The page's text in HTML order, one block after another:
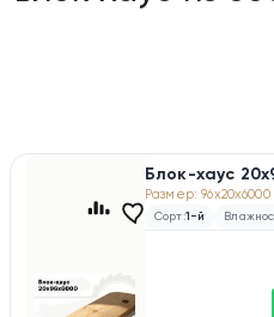
Блок-хаус
Размер:
Сорт:1-й